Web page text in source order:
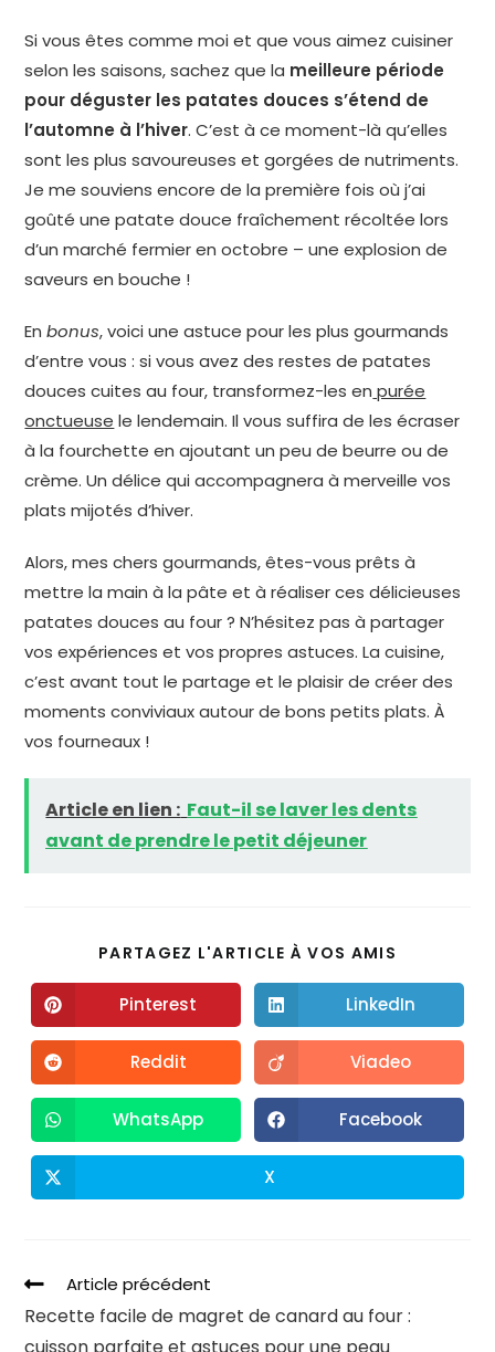
Si vous êtes comme moi et que vous aimez cuisiner
selon les saisons, sachez que la meilleure période
pour déguster les patates douces s’étend de
l’automne à l’hiver. C’est à ce moment-là qu’elles
sont les plus savoureuses et gorgées de nutriments.
Je me souviens encore de la première fois où j’ai
goûté une patate douce fraîchement récoltée lors
d’un marché fermier en octobre – une explosion de
saveurs en bouche !
Enbonus, voici une astuce pour les plus gourmands
d’entre vous : si vous avez des restes de patates
douces cuites au four, transformez-les en purée
onctueuse le lendemain. Il vous suffira de les écraser
à la fourchette en ajoutant un peu de beurre ou de
crème. Un délice qui accompagnera à merveille vos
plats mijotés d’hiver.
Alors, mes chers gourmands, êtes-vous prêts à
mettre la main à la pâte et à réaliser ces délicieuses
patates douces au four ? N’hésitez pas à partager
vos expériences et vos propres astuces. La cuisine,
c’est avant tout le partage et le plaisir de créer des
moments conviviaux autour de bons petits plats. À
vos fourneaux !
Article en lien : Faut-il se laver les dents
avant de prendre le petit déjeuner
PARTAGEZ L'ARTICLE À VOS AMIS
Pinterest LinkedIn
Reddit Viadeo
WhatsApp Facebook
X
Article précédent
Recette facile de magret de canard au four :
cuisson parfaite et astuces pour une peau